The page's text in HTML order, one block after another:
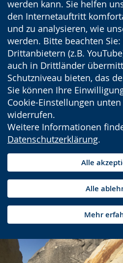
werden kann. Sie helfen
den Internetauftritt
und zu analysieren, wie
werden. Bitte beachten
Drittanbietern (z.B.
auch in Drittländer
Schutzniveau bieten, das
Sie können Ihre
Cookie-Einstellungen
widerrufen.
Weitere Informationen
Datenschutzerklärung.
Alle
Alle
Mehr